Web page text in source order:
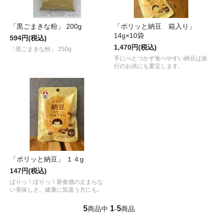
「黒ごまきな粉」 200g
594円(税込)
「黒ごまきな粉」 250g
「ポリッと納豆 箱入り」
14g×10袋
1,470円(税込)
手にべとつかず食べやすい納豆は旅
行のお供にも重宝します。
「ポリッと納豆」 １４g
147円(税込)
ぱりっ！ぽりっ！新食感の止まらな
い美味しさ。健康に気遣う方にも。
5商品中 1-5商品